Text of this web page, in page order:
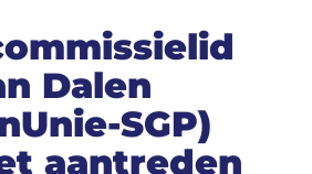
Dalen
SGP)
aantreden